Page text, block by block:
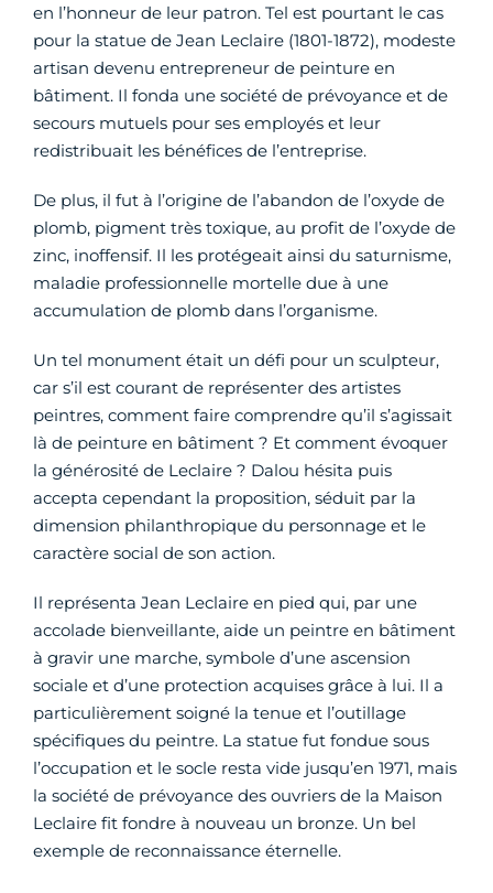
en l’honneur de leur patron. Tel est pourtant le cas
pour la statue de Jean Leclaire (1801-1872), modeste
artisan devenu entrepreneur de peinture en
bâtiment. Il fonda une société de prévoyance et de
secours mutuels pour ses employés et leur
redistribuait les bénéfices de l’entreprise.
De plus, il fut à l’origine de l’abandon de l’oxyde de
plomb, pigment très toxique, au profit de l’oxyde de
zinc, inoffensif. Il les protégeait ainsi du saturnisme,
maladie professionnelle mortelle due à une
accumulation de plomb dans l’organisme.
Un tel monument était un défi pour un sculpteur,
car s’il est courant de représenter des artistes
peintres, comment faire comprendre qu’il s’agissait
là de peinture en bâtiment ? Et comment évoquer
la générosité de Leclaire ? Dalou hésita puis
accepta cependant la proposition, séduit par la
dimension philanthropique du personnage et le
caractère social de son action.
Il représenta Jean Leclaire en pied qui, par une
accolade bienveillante, aide un peintre en bâtiment
à gravir une marche, symbole d’une ascension
sociale et d’une protection acquises grâce à lui. Il a
particulièrement soigné la tenue et l’outillage
spécifiques du peintre. La statue fut fondue sous
l’occupation et le socle resta vide jusqu’en 1971, mais
la société de prévoyance des ouvriers de la Maison
Leclaire fit fondre à nouveau un bronze. Un bel
exemple de reconnaissance éternelle.